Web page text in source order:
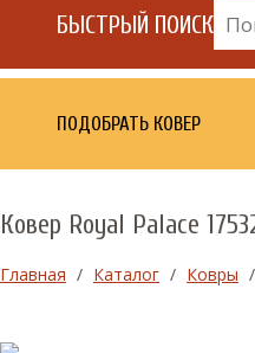
БЫСТРЫЙ ПОИСК
ПОДОБРАТЬ КОВЕР
Ковер Royal Palace
Главная / Каталог / Ковры /